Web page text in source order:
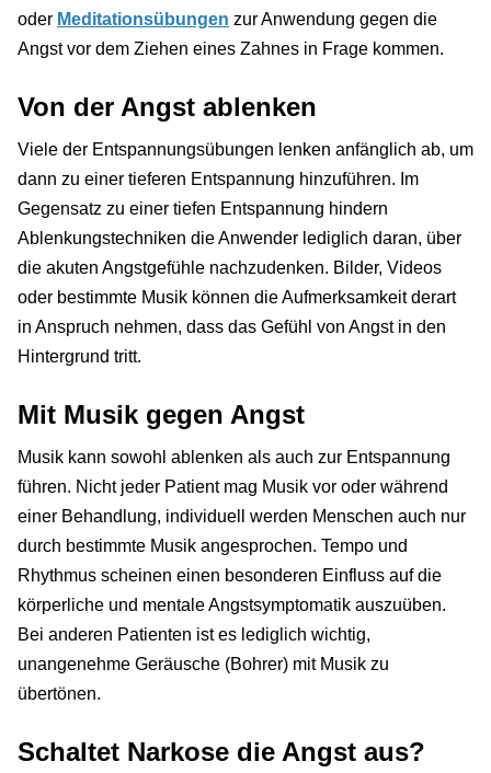
oder Meditationsübungen zur Anwendung gegen die
Angst vor dem Ziehen eines Zahnes in Frage kommen.
Von der Angst ablenken
Viele der Entspannungsübungen lenken anfänglich ab, um
dann zu einer tieferen Entspannung hinzuführen. Im
Gegensatz zu einer tiefen Entspannung hindern
Ablenkungstechniken die Anwender lediglich daran, über
die akuten Angstgefühle nachzudenken. Bilder, Videos
oder bestimmte Musik können die Aufmerksamkeit derart
in Anspruch nehmen, dass das Gefühl von Angst in den
Hintergrund tritt.
Mit Musik gegen Angst
Musik kann sowohl ablenken als auch zur Entspannung
führen. Nicht jeder Patient mag Musik vor oder während
einer Behandlung, individuell werden Menschen auch nur
durch bestimmte Musik angesprochen. Tempo und
Rhythmus scheinen einen besonderen Einfluss auf die
körperliche und mentale Angstsymptomatik auszuüben.
Bei anderen Patienten ist es lediglich wichtig,
unangenehme Geräusche (Bohrer) mit Musik zu
übertönen.
Schaltet Narkose die Angst aus?